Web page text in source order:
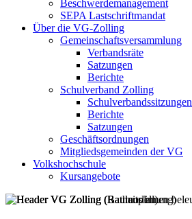
Beschwerdemanagement
SEPA Lastschriftmandat
Über die VG-Zolling
Gemeinschaftsversammlung
Verbandsräte
Satzungen
Berichte
Schulverband Zolling
Schulverbandssitzungen
Berichte
Satzungen
Geschäftsordnungen
Mitgliedsgemeinden der VG
Volkshochschule
Kursangebote